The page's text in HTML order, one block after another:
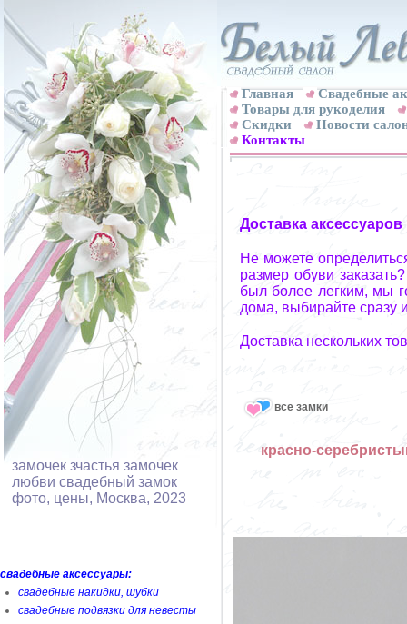
замочек зчастья замочек
любви свадебный замок
фото, цены, Москва, 2023
свадебные аксессуары:
свадебные накидки, шубки
свадебные подвязки для невесты
Главная
Свадебные
Товары для рукоделия
Скидки
Новости
Контакты
Доставка
Не можете
размер обуви
был более легким, мы
дома, выбирайте сразу
Доставка нескольких
все замки
красно-